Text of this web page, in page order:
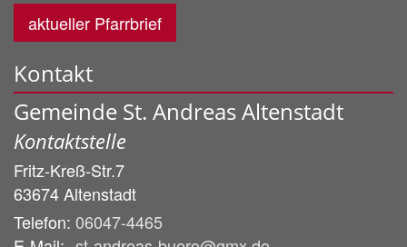
aktueller Pfarrbrief
Kontakt
Gemeinde St. Andreas Altenstadt
Kontaktstelle
Fritz-Kreß-Str.7
63674Altenstadt
Telefon: 06047-4465